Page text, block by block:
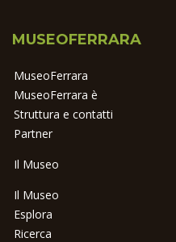
MUSEOFERRARA
MuseoFerrara
MuseoFerrara è
Struttura e contatti
Partner
Il Museo
Il Museo
Esplora
Ricerca